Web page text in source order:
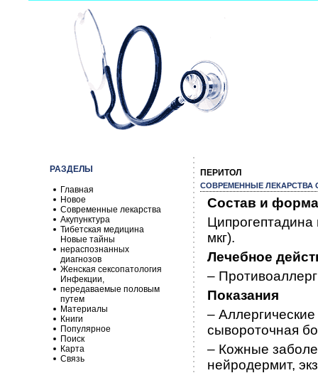
РАЗДЕЛЫ
Главная
Новое
Современные лекарства
Акупунктура
Тибетская медицина
Новые тайны
нераспознанных
диагнозов
Женская сексопатология
Инфекции,
передаваемые половым
путем
Материалы
Книги
Популярное
Поиск
Карта
Связь
ПЕРИТОЛ
СОВРЕМЕННЫЕ ЛЕКАРСТВА
Состав и
Ципрогептадина
мкг).
Лечебное
–
Показания
–
сывороточная
– Кожные
нейродермит,